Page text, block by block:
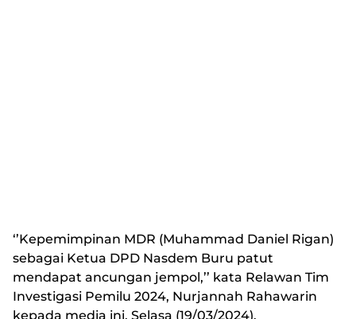
‘’Kepemimpinan MDR (Muhammad Daniel Rigan)
sebagai Ketua DPD Nasdem Buru patut
mendapat ancungan jempol,’’ kata Relawan Tim
Investigasi Pemilu 2024, Nurjannah Rahawarin
kepada media ini, Selasa (19/03/2024).